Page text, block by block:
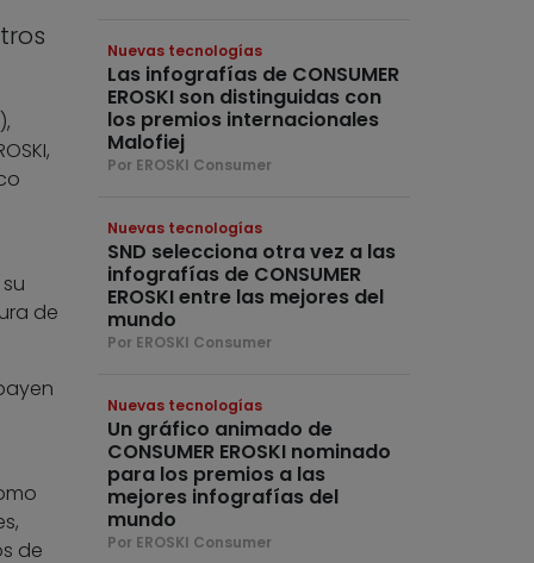
de
de
Nuevas tecnologías
Las infografías de CONSUMER
EROSKI son distinguidas con
los premios internacionales
Malofiej
Por EROSKI Consumer
Nuevas tecnologías
SND selecciona otra vez a las
infografías de CONSUMER
EROSKI entre las mejores del
mundo
Por EROSKI Consumer
Nuevas tecnologías
Un gráfico animado de
CONSUMER EROSKI nominado
para los premios a las
mejores infografías del
mundo
Por EROSKI Consumer